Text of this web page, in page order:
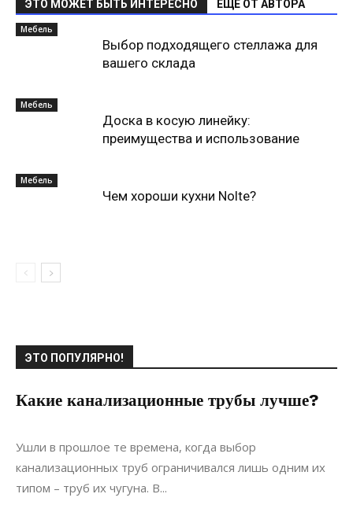
ЭТО МОЖЕТ БЫТЬ ИНТЕРЕСНО ЕЩЕ ОТ АВТОРА
Мебель
Выбор подходящего стеллажа для
вашего склада
Мебель
Доска в косую линейку:
преимущества и использование
Мебель
Чем хороши кухни Nolte?
ЭТО ПОПУЛЯРНО!
Какие канализационные трубы лучше?
05.07.2020
Ушли в прошлое те времена, когда выбор
канализационных труб ограничивался лишь одним их
типом – труб их чугуна. В...